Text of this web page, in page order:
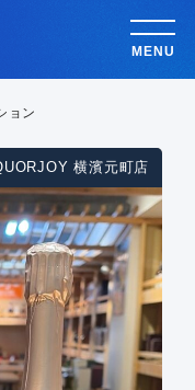
MENU
ョン
横濱元町店